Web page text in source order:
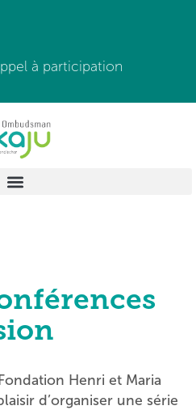
à participation
Henri et Maria
d’organiser une série